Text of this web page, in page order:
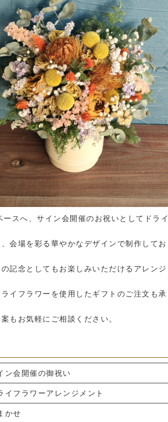
スへ、サイン会開催のお祝いとしてドライ
会場を彩る華やかなデザインで制作してお
記念としてもお楽しみいただけるアレンジ
イフラワーを使用したギフトのご注文も承
もお気軽にご相談ください。
ン会開催の御祝い
イフラワーアレンジメント
かせ